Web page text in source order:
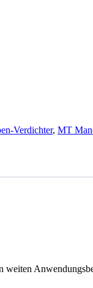
Verdichter, MT